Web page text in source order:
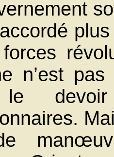
forces
n’est